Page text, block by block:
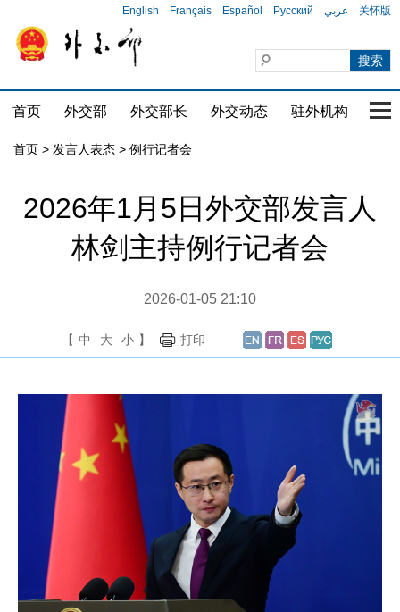
English Français Español Русский عربي 关怀版
首页 外交部 外交部长 外交动态 驻外机构 国
首页 > 发言人表态 > 例行记者会
2026年1月5日外交部发言人
林剑主持例行记者会
2026-01-05 21:10
【 中 大 小 】 打印